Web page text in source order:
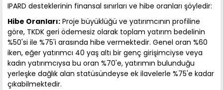
IPARD desteklerinin finansal sınırları ve hibe oranları şöyledir:
Hibe Oranları: Proje büyüklüğü ve yatırımcının profiline
göre, TKDK geri ödemesiz olarak toplam yatırım bedelinin
%50'si ile %75'i arasında hibe vermektedir. Genel oran %60
iken, eğer yatırımcı 40 yaş altı bir genç girişimciyse veya
kadın yatırımcıysa bu oran %70'e, yatırımın bulunduğu
yerleşke dağlık alan statüsündeyse ek ilavelerle %75'e kadar
çıkabilmektedir.